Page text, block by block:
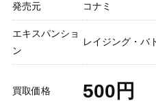
発売元 コナミ
エキスパンショ
ン
レイジング・バ
買取価格 500円